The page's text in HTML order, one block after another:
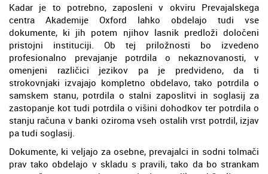
Kadar je to potrebno, zaposleni v okviru Prevajalskega
centra Akademije Oxford lahko obdelajo tudi vse
dokumente, ki jih potem njihov lasnik predloži določeni
pristojni instituciji. Ob tej priložnosti bo izvedeno
profesionalno prevajanje potrdila o nekaznovanosti, v
omenjeni različici jezikov pa je predvideno, da ti
strokovnjaki izvajajo kompletno obdelavo, tako potrdila o
samskem stanu, potrdila o stalni zaposlitvi in soglasij za
zastopanje kot tudi potrdila o višini dohodkov ter potrdila o
stanju računa v banki oziroma vseh ostalih vrst potrdil, izjav
pa tudi soglasij.
Dokumente, ki veljajo za osebne, prevajalci in sodni tolmači
prav tako obdelajo v skladu s pravili, tako da bo strankam